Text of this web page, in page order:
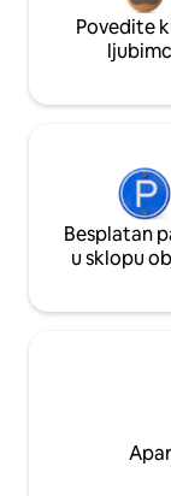
Povedite
Besplatan
u sklopu